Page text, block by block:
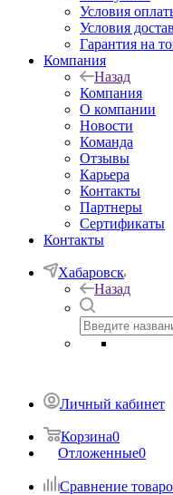
Условия
Условия
Гарантия на
Компания
Назад
Компания
О компании
Новости
Команда
Отзывы
Карьера
Контакты
Партнеры
Сертификаты
Контакты
Хабаровск
Назад
Личный кабинет
Корзина0
Отложенные0
Сравнение